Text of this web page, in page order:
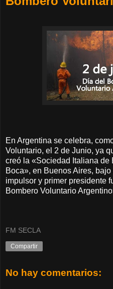
En Argentina se celebra,
Voluntario, el 2 de Junio, ya
creó la «Sociedad Italiana de
Boca», en Buenos Aires,
impulsor y primer presidente
Bombero Voluntario
FM SECLA
Compartir
No hay comentarios: